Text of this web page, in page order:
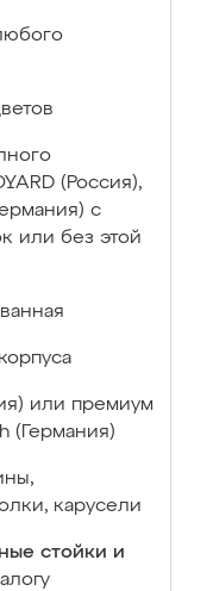
(Россия),
с
или без этой
или премиум
(Германия)
карусели
стойки и